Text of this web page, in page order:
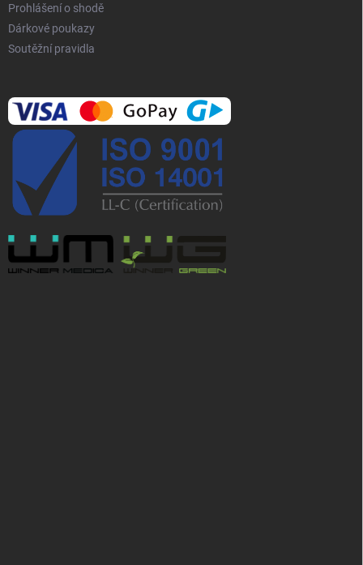
Prohlášení o shodě
Dárkové poukazy
Soutěžní pravidla